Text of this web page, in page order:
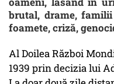
brutal, drame,
foamete, criză,
Al Doilea Război
1939 prin decizia lui